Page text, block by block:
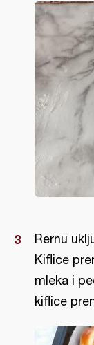
Rernu
Kiflice
mleka i
kiflice